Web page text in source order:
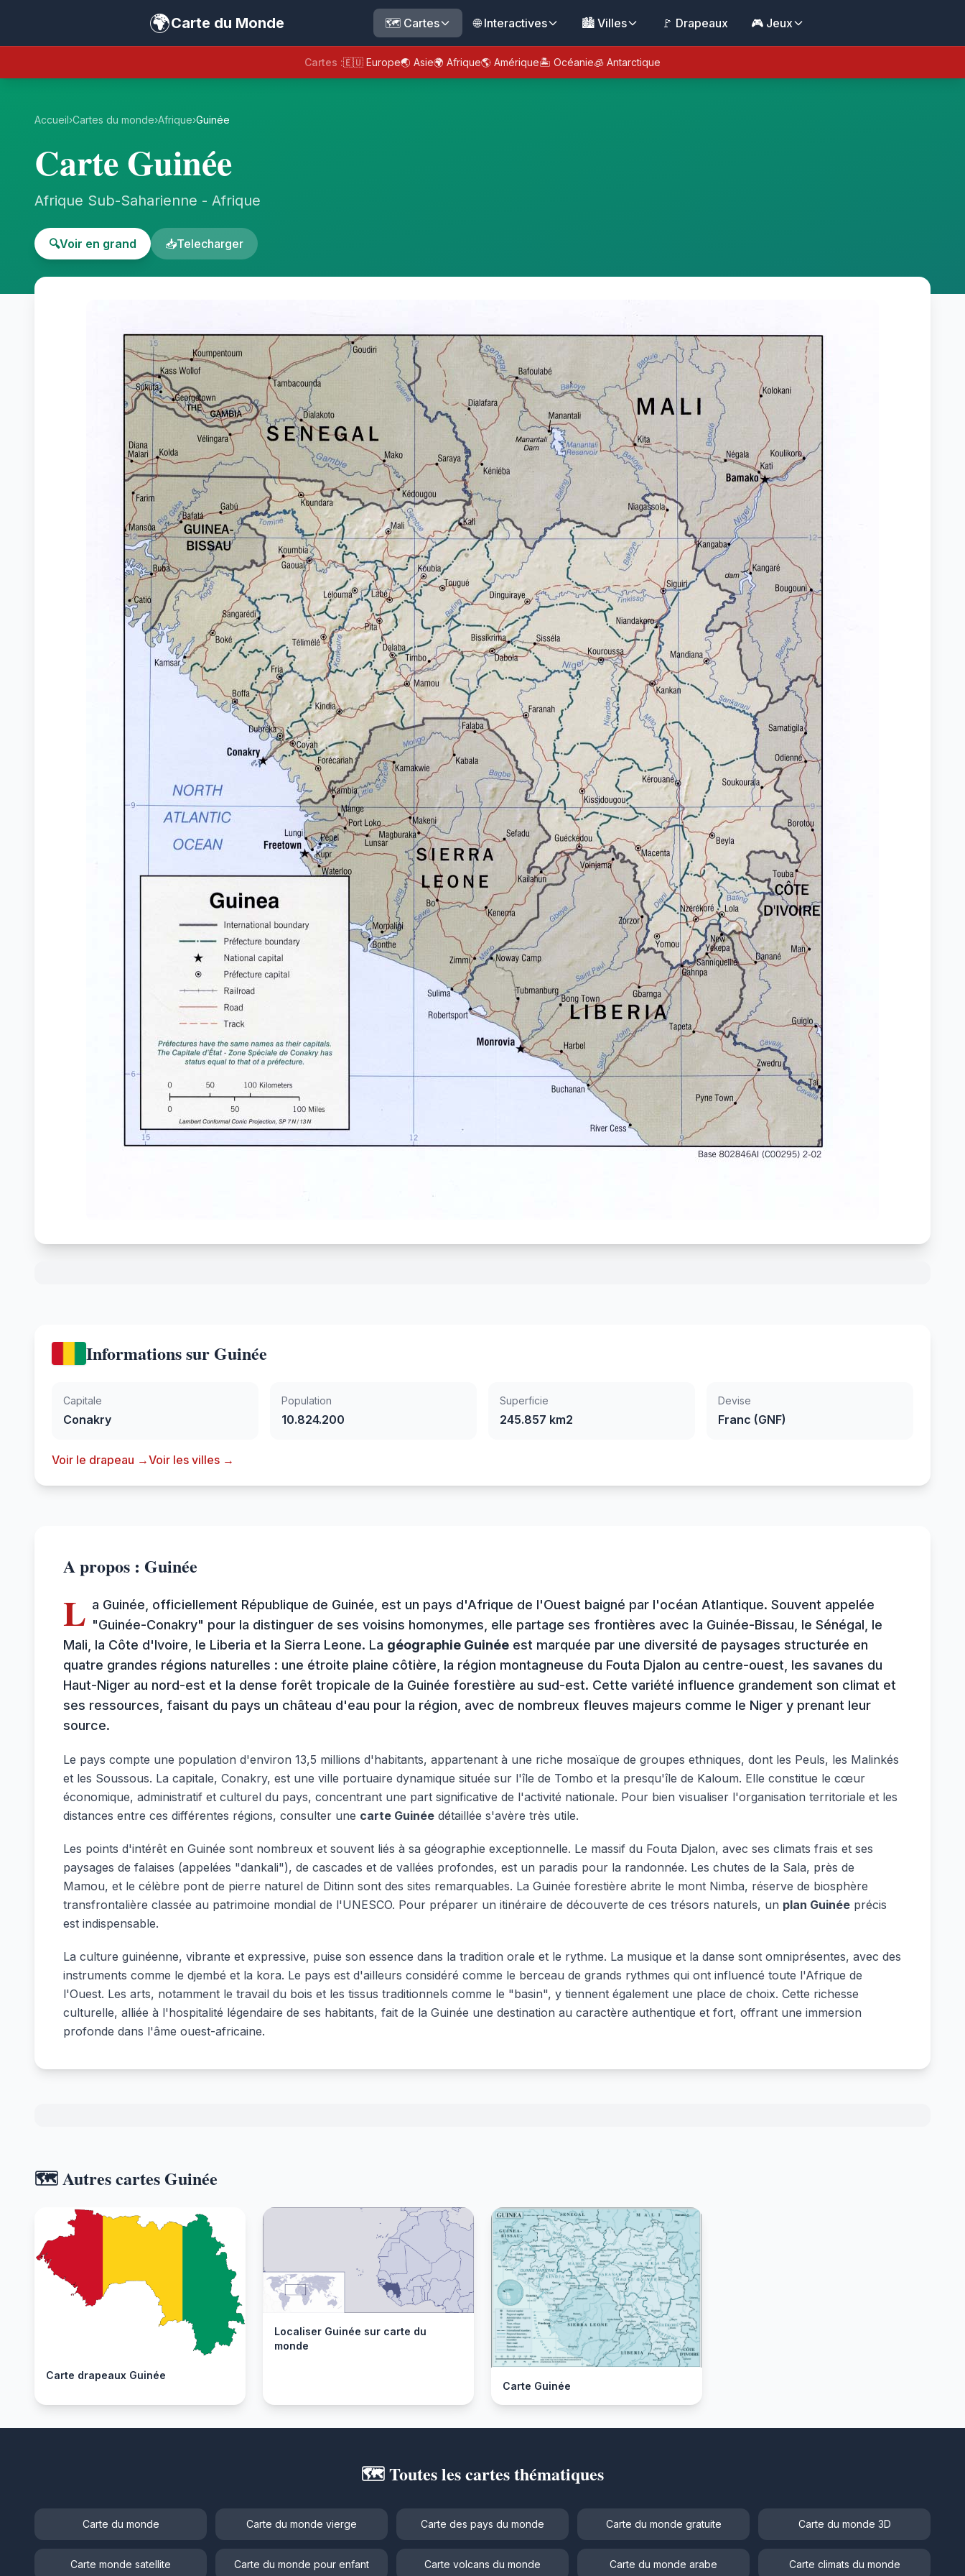
🌍Carte du Monde 🗺️ Cartes 🌐 Interactives 🏙️ Villes 🚩 Drapeaux 🎮 Jeux
Cartes :🇪🇺 Europe🌏 Asie🌍 Afrique🌎 Amérique🏝️ Océanie🧊 Antarctique
Accueil›Cartes du monde›Afrique›Guinée
Carte Guinée
Afrique Sub-Saharienne - Afrique
🔍Voir en grand 📥Telecharger
Informations sur Guinée
Capitale
Conakry
Population
10.824.200
Superficie
245.857 km2
Devise
Franc (GNF)
Voir le drapeau →Voir les villes →
A propos : Guinée
L a Guinée, officiellement République de Guinée, est un pays d'Afrique de l'Ouest baigné par l'océan Atlantique. Souvent appelée
"Guinée-Conakry" pour la distinguer de ses voisins homonymes, elle partage ses frontières avec la Guinée-Bissau, le Sénégal, le
Mali, la Côte d'Ivoire, le Liberia et la Sierra Leone. La géographie Guinée est marquée par une diversité de paysages structurée en
quatre grandes régions naturelles : une étroite plaine côtière, la région montagneuse du Fouta Djalon au centre-ouest, les savanes du
Haut-Niger au nord-est et la dense forêt tropicale de la Guinée forestière au sud-est. Cette variété influence grandement son climat et
ses ressources, faisant du pays un château d'eau pour la région, avec de nombreux fleuves majeurs comme le Niger y prenant leur
source.
Le pays compte une population d'environ 13,5 millions d'habitants, appartenant à une riche mosaïque de groupes ethniques, dont les Peuls, les Malinkés
et les Soussous. La capitale, Conakry, est une ville portuaire dynamique située sur l'île de Tombo et la presqu'île de Kaloum. Elle constitue le cœur
économique, administratif et culturel du pays, concentrant une part significative de l'activité nationale. Pour bien visualiser l'organisation territoriale et les
distances entre ces différentes régions, consulter une carte Guinée détaillée s'avère très utile.
Les points d'intérêt en Guinée sont nombreux et souvent liés à sa géographie exceptionnelle. Le massif du Fouta Djalon, avec ses climats frais et ses
paysages de falaises (appelées "dankali"), de cascades et de vallées profondes, est un paradis pour la randonnée. Les chutes de la Sala, près de
Mamou, et le célèbre pont de pierre naturel de Ditinn sont des sites remarquables. La Guinée forestière abrite le mont Nimba, réserve de biosphère
transfrontalière classée au patrimoine mondial de l'UNESCO. Pour préparer un itinéraire de découverte de ces trésors naturels, un plan Guinée précis
est indispensable.
La culture guinéenne, vibrante et expressive, puise son essence dans la tradition orale et le rythme. La musique et la danse sont omniprésentes, avec des
instruments comme le djembé et la kora. Le pays est d'ailleurs considéré comme le berceau de grands rythmes qui ont influencé toute l'Afrique de
l'Ouest. Les arts, notamment le travail du bois et les tissus traditionnels comme le "basin", y tiennent également une place de choix. Cette richesse
culturelle, alliée à l'hospitalité légendaire de ses habitants, fait de la Guinée une destination au caractère authentique et fort, offrant une immersion
profonde dans l'âme ouest-africaine.
🗺️ Autres cartes Guinée
Carte drapeaux Guinée
Localiser Guinée sur carte du
monde
Carte Guinée
🗺️ Toutes les cartes thématiques
Carte du monde Carte du monde vierge Carte des pays du monde Carte du monde gratuite Carte du monde 3D
Carte monde satellite Carte du monde pour enfant Carte volcans du monde Carte du monde arabe Carte climats du monde